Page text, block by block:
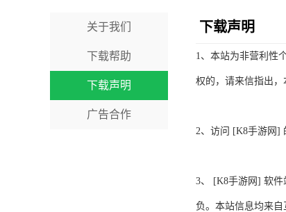
关于我们
下载帮助
下载声明
广告合作
下载声明
1、本站为非营利性
权的，请来信指出，
2、访问 [K8手游网]
3、 [K8手游网] 软件
负。本站信息均来